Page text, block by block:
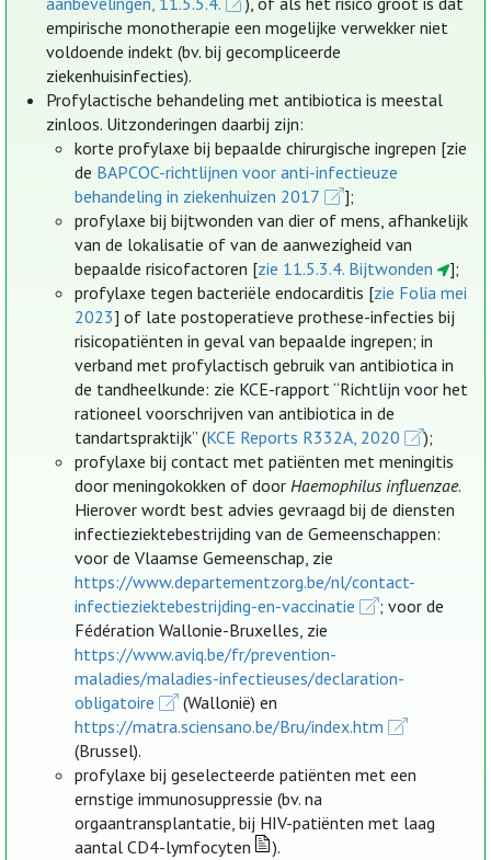
empirische monotherapie een mogelijke verwekker niet
voldoende indekt (bv. bij gecompliceerde
ziekenhuisinfecties).
Profylactische behandeling met antibiotica is meestal
zinloos. Uitzonderingen daarbij zijn:
korte profylaxe bij bepaalde chirurgische ingrepen [zie
de BAPCOC-richtlijnen voor anti-infectieuze
behandeling in ziekenhuizen 2017
];
profylaxe bij bijtwonden van dier of mens, afhankelijk
van de lokalisatie of van de aanwezigheid van
bepaalde risicofactoren [zie 11.5.3.4. Bijtwonden
];
profylaxe tegen bacteriële endocarditis [zie Folia mei
2023] of late postoperatieve prothese-infecties bij
risicopatiënten in geval van bepaalde ingrepen; in
verband met profylactisch gebruik van antibiotica in
de tandheelkunde: zie KCE-rapport “Richtlijn voor het
rationeel voorschrijven van antibiotica in de
tandartspraktijk” (KCE Reports R332A, 2020
);
profylaxe bij contact met patiënten met meningitis
door meningokokken of doorHaemophilus influenzae.
Hierover wordt best advies gevraagd bij de diensten
infectieziektebestrijding van de Gemeenschappen:
voor de Vlaamse Gemeenschap, zie
https://www.departementzorg.be/nl/contact-
infectieziektebestrijding-en-vaccinatie
; voor de
Fédération Wallonie-Bruxelles, zie
https://www.aviq.be/fr/prevention-
maladies/maladies-infectieuses/declaration-
obligatoire
(Wallonië) en
https://matra.sciensano.be/Bru/index.htm
(Brussel).
profylaxe bij geselecteerde patiënten met een
ernstige immunosuppressie (bv. na
orgaantransplantatie, bij HIV-patiënten met laag
aantal CD4-lymfocyten
).